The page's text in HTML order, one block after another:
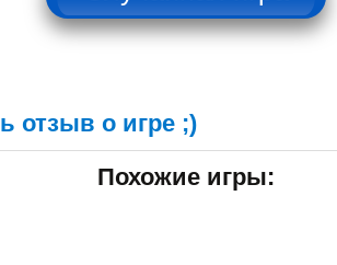
отзыв о игре ;)
Похожие игры: